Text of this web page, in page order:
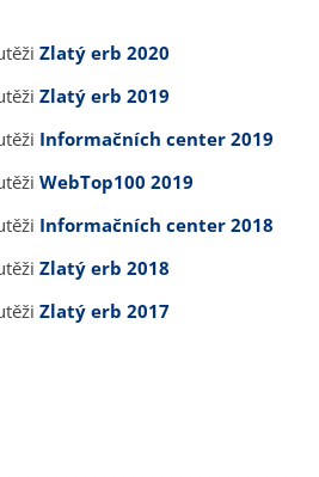
Zlatý erb 2020
Zlatý erb 2019
Informačních center 2019
WebTop100 2019
Informačních center 2018
Zlatý erb 2018
Zlatý erb 2017